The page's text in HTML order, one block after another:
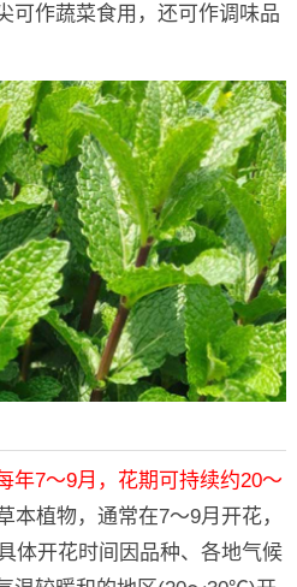
可作蔬菜食用，还可作调味品
年7～9月，花期可持续约20～
本植物，通常在7～9月开花，
体开花时间因品种、各地气候